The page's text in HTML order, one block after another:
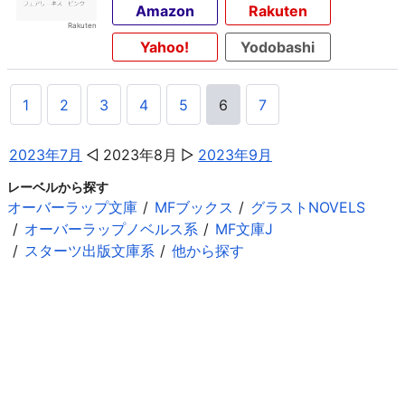
Amazon
Rakuten
Yahoo!
Yodobashi
1 2 3 4 5 6 7
2023年7月 2023年8月 2023年9月
レーベルから探す
オーバーラップ文庫 MFブックス
グラストNOVELS
オーバーラップノベルス系
MF文庫J
スターツ出版文庫系
他から探す